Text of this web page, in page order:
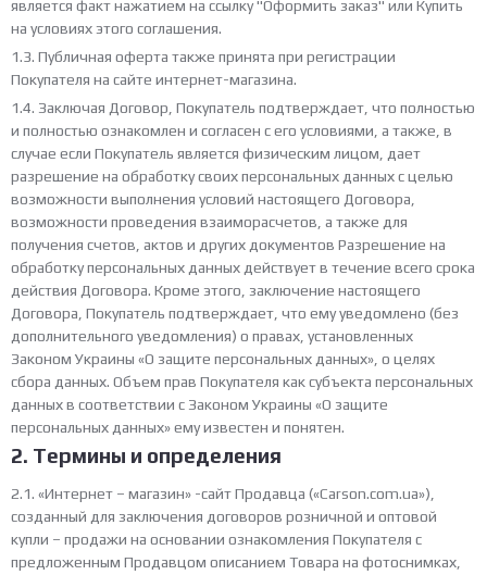
является факт нажатием на ссылку "Оформить заказ" или Купить
на условиях этого соглашения.
1.3. Публичная оферта также принята при регистрации
Покупателя на сайте интернет-магазина.
1.4. Заключая Договор, Покупатель подтверждает, что полностью
и полностью ознакомлен и согласен с его условиями, а также, в
случае если Покупатель является физическим лицом, дает
разрешение на обработку своих персональных данных с целью
возможности выполнения условий настоящего Договора,
возможности проведения взаиморасчетов, а также для
получения счетов, актов и других документов Разрешение на
обработку персональных данных действует в течение всего срока
действия Договора. Кроме этого, заключение настоящего
Договора, Покупатель подтверждает, что ему уведомлено (без
дополнительного уведомления) о правах, установленных
Законом Украины «О защите персональных данных», о целях
сбора данных. Объем прав Покупателя как субъекта персональных
данных в соответствии с Законом Украины «О защите
персональных данных» ему известен и понятен.
2. Термины и определения
2.1. «Интернет – магазин» -сайт Продавца («Carson.com.ua»),
созданный для заключения договоров розничной и оптовой
купли – продажи на основании ознакомления Покупателя с
предложенным Продавцом описанием Товара на фотоснимках,